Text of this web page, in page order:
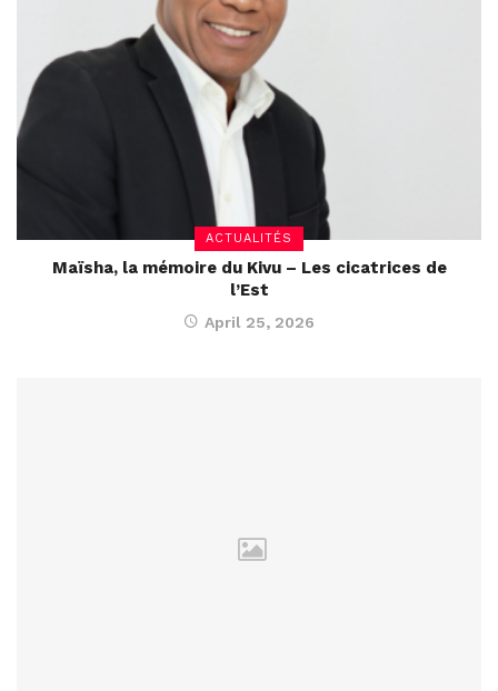
ACTUALITÉS
Maïsha, la mémoire du Kivu – Les cicatrices de
l’Est
April 25, 2026